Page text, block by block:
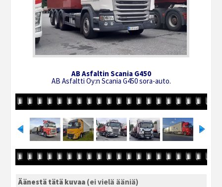
AB Asfaltin Scania G450
AB Asfaltti Oy:n Scania G450 sora-auto.
Äänestä tätä kuvaa (ei vielä ääniä)